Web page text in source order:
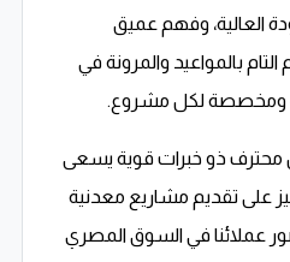
العالية، وفهم عميق
التام بالمواعيد والمرونة في
ومخصصة لكل مشروع.
محترف ذو خبرات قوية يسعى
على تقديم مشاريع معدنية
عملائنا في السوق المصري